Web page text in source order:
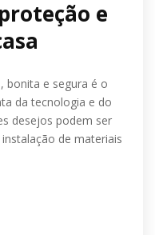
e
bonita e segura é o
da tecnologia e do
desejos podem ser
de materiais